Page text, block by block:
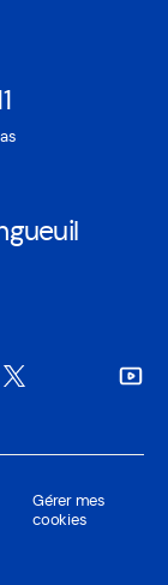
Gérer mes
cookies